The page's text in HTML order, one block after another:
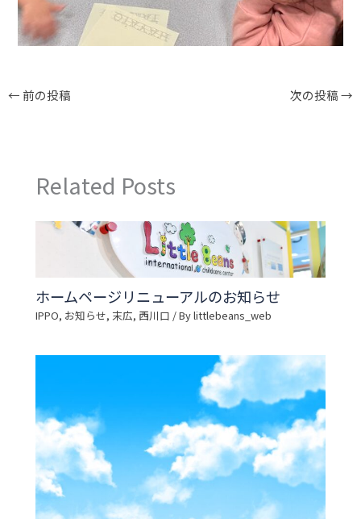
← 前の投稿 次の投稿→
Related Posts
ホームページリニューアルのお知らせ
IPPO, お知らせ, 末広, 西川口 / Bylittlebeans_web